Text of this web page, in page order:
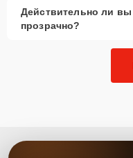
Действительно ли вы
прозрачно?